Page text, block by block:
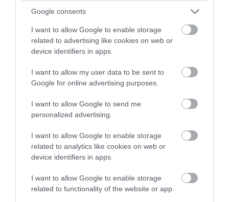
Google consents
I want to allow Google to enable storage
related to advertising like cookies on web or
device identifiers in apps.
I want to allow my user data to be sent to
Google for online advertising purposes.
I want to allow Google to send me
personalized advertising.
I want to allow Google to enable storage
related to analytics like cookies on web or
device identifiers in apps.
I want to allow Google to enable storage
related to functionality of the website or app.
PRONEWS.GR /ΔΙΕΘΝΕΣ ΠΟΔΟΣΦΑΙΡΟ
H Παρί Σεν Ζερμέν «βγάζει το «λάδι» στη
Λίβερπουλ: Τώρα άλλαξε γνώμη για τον
Μπαρκολά και αύξησε ραγδαία την τιμή
07.08.2026 | 19:42